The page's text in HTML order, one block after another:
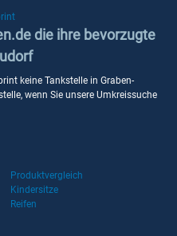
die ihre bevorzugte
keine Tankstelle in Graben-
wenn Sie unsere Umkreissuche
Produktvergleich
Kindersitze
Reifen